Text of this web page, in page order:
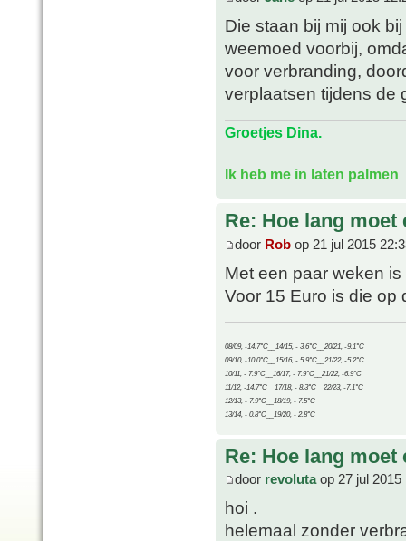
Die staan bij mij ook
weemoed voorbij,
voor verbranding,
verplaatsen tijdens de
Groetjes Dina.
Ik heb me in laten palmen
Re: Hoe lang
door Rob op 21 jul 2015
Met een paar weken
Voor 15 Euro is die op
08/09, -14.7°C__14/15, - 3.6°C__20/21, -9.1°C
09/10, -10.0°C__15/16, - 5.9°C__21/22, -5.2°C
10/11, - 7.9°C__16/17, - 7.9°C__21/22, -6.9°C
11/12, -14.7°C__17/18, - 8.3°C__22/23, -7.1°C
12/13, - 7.9°C__18/19, - 7.5°C
13/14, - 0.8°C__19/20, - 2.8°C
Re: Hoe lang
door revolutaop 27 jul 2015
hoi .
helemaal zonder